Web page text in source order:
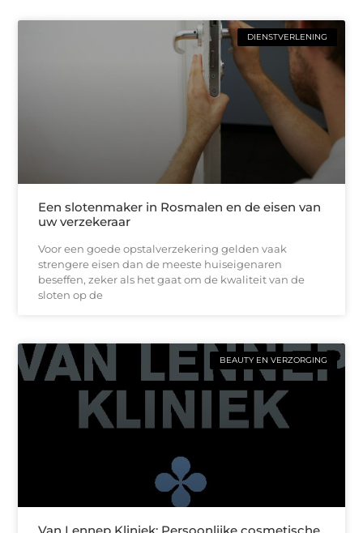
DIENSTVERLENING
Een slotenmaker in Rosmalen en de eisen van
uw verzekeraar
Voor een goede opstalverzekering gelden vaak
strengere eisen dan de meeste huiseigenaren
beseffen, zeker als het gaat om de kwaliteit van de
sloten op de
BEAUTY EN VERZORGING
Van Lennep Kliniek: Persoonlijke cosmetische